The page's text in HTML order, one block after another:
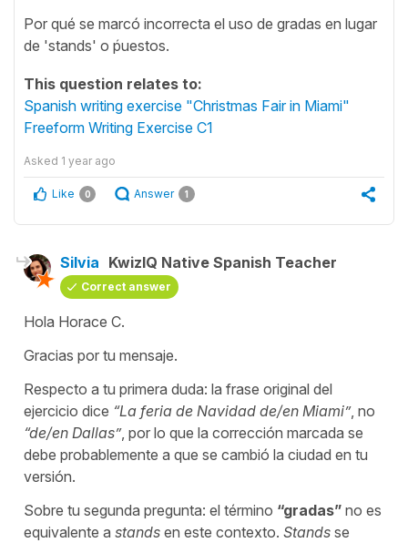
Por qué se marcó incorrecta el uso de gradas en lugar
de 'stands' o ṕuestos.
This question relates to:
Spanish writing exercise "Christmas Fair in Miami"
Freeform Writing Exercise C1
Asked 1 year ago
Like 0 Answer 1
Silvia KwizIQ Native Spanish Teacher
Correct answer
Hola Horace C.
Gracias por tu mensaje.
Respecto a tu primera duda: la frase original del
ejercicio dice “La feria de Navidad de/en Miami”, no
“de/en Dallas”, por lo que la corrección marcada se
debe probablemente a que se cambió la ciudad en tu
versión.
Sobre tu segunda pregunta: el término “gradas” no es
equivalente a stands en este contexto. Stands se